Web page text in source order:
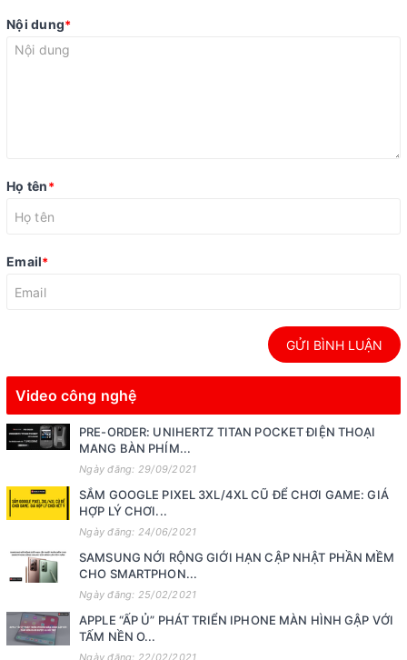
Nội dung*
Họ tên*
Email*
GỬI BÌNH LUẬN
Video công nghệ
PRE-ORDER: UNIHERTZ TITAN POCKET ĐIỆN THOẠI
MANG BÀN PHÍM...
Ngày đăng: 29/09/2021
SẮM GOOGLE PIXEL 3XL/4XL CŨ ĐỂ CHƠI GAME: GIÁ
HỢP LÝ CHƠI...
Ngày đăng: 24/06/2021
SAMSUNG NỚI RỘNG GIỚI HẠN CẬP NHẬT PHẦN MỀM
CHO SMARTPHON...
Ngày đăng: 25/02/2021
APPLE “ẤP Ủ” PHÁT TRIỂN IPHONE MÀN HÌNH GẬP VỚI
TẤM NỀN O...